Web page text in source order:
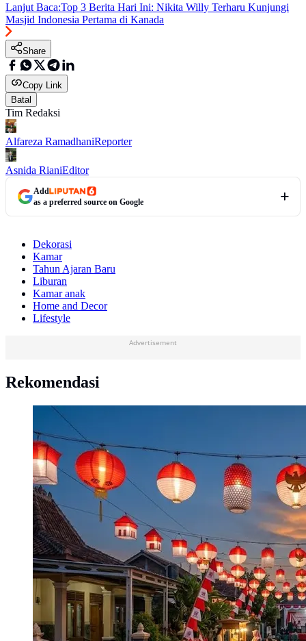
Lanjut Baca:Top 3 Berita Hari Ini: Nikita Willy Terharu Kunjungi
Masjid Indonesia Pertama di Kanada
Share
Copy Link
Batal
Tim Redaksi
Alfareza RamadhaniReporter
Asnida RianiEditor
Add
as a preferred source on Google
Dekorasi
Kamar
Tahun Ajaran Baru
Liburan
Kamar anak
Home and Decor
Lifestyle
Advertisement
Rekomendasi